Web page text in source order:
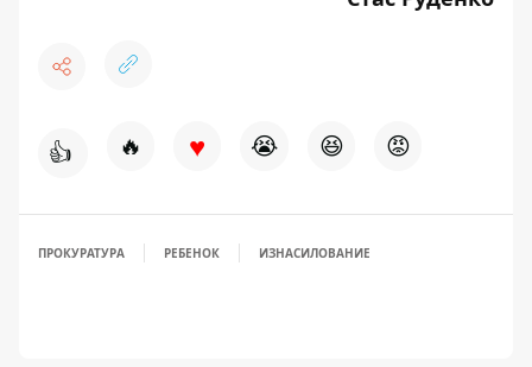
👍 🔥 ♥ 😭 😆 😡
ПРОКУРАТУРА РЕБЕНОК ИЗНАСИЛОВАНИЕ